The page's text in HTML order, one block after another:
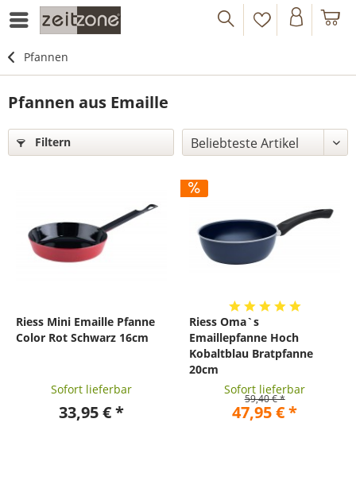
Pfannen
Pfannen aus Emaille
Filtern
Riess Mini Emaille Pfanne
Color Rot Schwarz 16cm
Sofort lieferbar
33,95 € *
Riess Oma`s
Emaillepfanne Hoch
Kobaltblau Bratpfanne
20cm
Sofort lieferbar
59,40 € *
47,95 € *